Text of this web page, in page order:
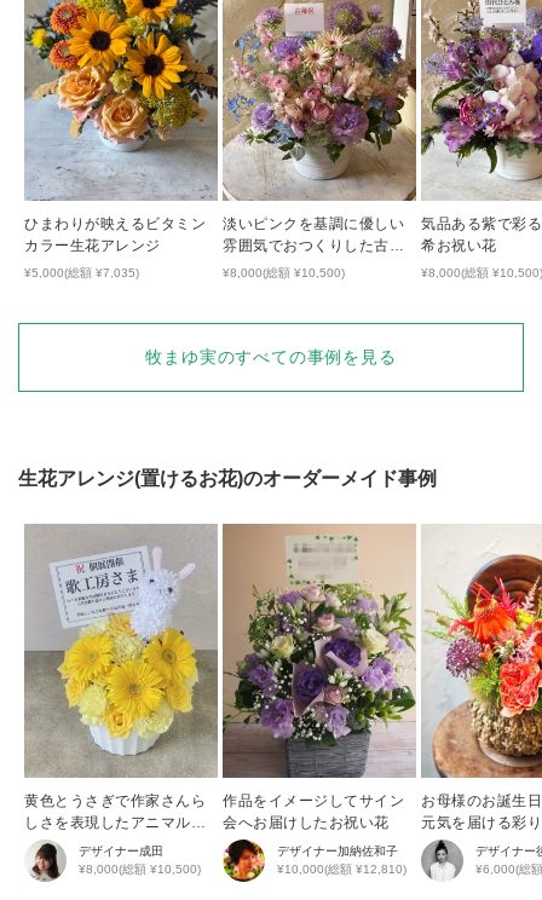
ひまわりが映えるビタミン
カラー生花アレンジ
¥5,000(総額 ¥7,035)
淡いピンクを基調に優しい
雰囲気でおつくりした古希
祝い花
¥8,000(総額 ¥10,500)
気品ある紫で彩
希お祝い花
¥8,000(総額
牧まゆ実のすべての事例を見る
生花アレンジ(置けるお花)のオーダーメイド事例
黄色とうさぎで作家さんら
しさを表現したアニマルア
レンジ
デザイナー成田
¥8,000(総額 ¥10,500)
作品をイメージしてサイン
会へお届けしたお祝い花
デザイナー加納佐和子
¥10,000(総額 ¥12,810)
お母様のお誕生
元気を届ける彩
花アレンジデザイナー
¥6,000(総